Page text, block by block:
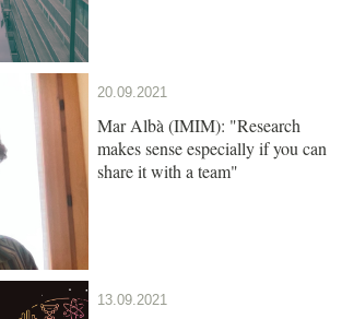
20.09.2021
Mar Albà (IMIM): "Research
makes sense especially if you can
share it with a team"
13.09.2021